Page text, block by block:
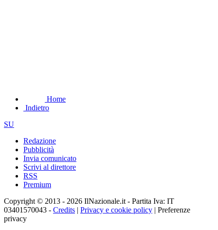
Home
Indietro
SU
Redazione
Pubblicità
Invia comunicato
Scrivi al direttore
RSS
Premium
Copyright © 2013 - 2026 IlNazionale.it - Partita Iva: IT
03401570043 - Credits | Privacy e cookie policy | Preferenze
privacy